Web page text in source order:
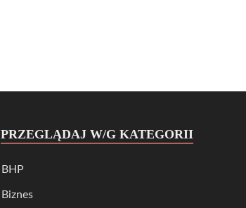
PRZEGLĄDAJ W/G KATEGORII
BHP
Biznes